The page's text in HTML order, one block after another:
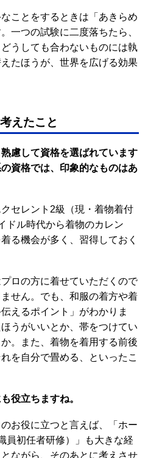
ことをするときは「あきらめ
一つの試験に二度落ちたら、
うしても合わないものには執
たほうが、世界を広げる効果
えたこと
慮して資格を選ばれています
資格では、印象的なものはあ
セレント2級（現・着物着付
ドル時代から着物のカレン
る機会が多く、習得しておく
ロの方に着せていただくので
せん。でも、和服の着方や着
えるポイント」がわかりま
うがいいとか、帯をつけてい
。また、着物を着用する前後
を自分で畳める、といったこ
役立ちますね。
お役に立つと言えば、「ホー
員初任者研修）」も大きな経
ながら、そのあとに考えさせ